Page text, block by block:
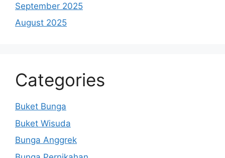
September 2025
August 2025
Categories
Buket Bunga
Buket Wisuda
Bunga Anggrek